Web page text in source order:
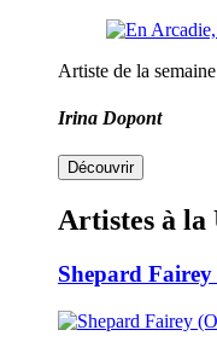
Artiste de la semaine
Irina Dopont
Découvrir
Artistes à la
Shepard